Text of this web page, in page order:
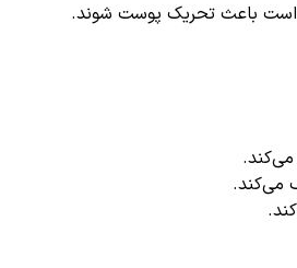
است باعث تحریک پوست شوند.
می‌کند.
می‌کند.